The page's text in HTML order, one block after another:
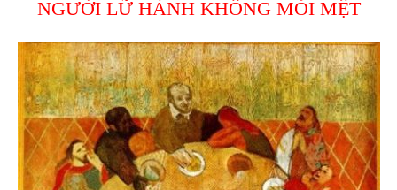
NGƯỜI LỮ HÀNH KHÔNG MỎI MỆT